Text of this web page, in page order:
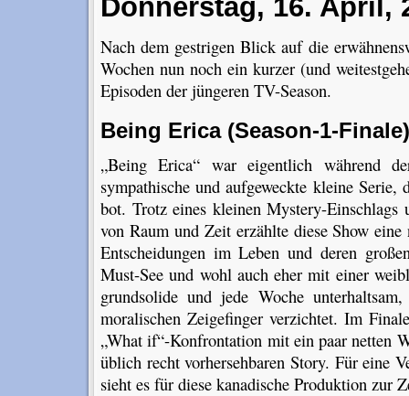
Donnerstag, 16. April,
Nach dem gestrigen Blick auf die
Wochen nun noch ein kurzer (und
Episoden der jüngeren TV-Season.
Being Erica (Season-1-Finale)
„Being Erica“ war eigentlich während
sympathische und aufgeweckte kleine
bot. Trotz eines kleinen Mystery-Einschlags
von Raum und Zeit erzählte diese Show
Entscheidungen im Leben und deren
Must-See und wohl auch eher mit einer
grundsolide und jede Woche
moralischen Zeigefinger verzichtet. Im
„What if“-Konfrontation mit ein paar netten
üblich recht vorhersehbaren Story. Für eine
sieht es für diese kanadische Produktion zur